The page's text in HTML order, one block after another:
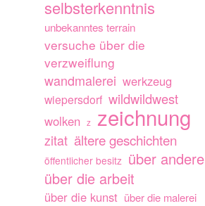
selbsterkenntnis
unbekanntes terrain
versuche über die
verzweiflung
wandmalerei werkzeug
wiepersdorf wildwildwest
wolken z zeichnung
zitat ältere geschichten
öffentlicher besitz über andere
über die arbeit
über die kunst über die malerei